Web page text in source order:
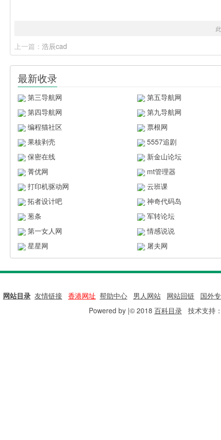
上一篇： 浩辰cad
最新收录
第三导航网
第五导航网
第四导航网
第九导航网
编程猫社区
票根网
果核剥壳
5557追剧
保密在线
新金山论坛
菁优网
mt管理器
打印机驱动网
云班课
拓者设计吧
神奇代码岛
葱条
军转论坛
第一女人网
情感说说
星星网
屠夫网
网站目录 友情链接 香港网址 帮助中心 男人网站 网站回链
国外
Powered by |© 2018 百科目录技术支持